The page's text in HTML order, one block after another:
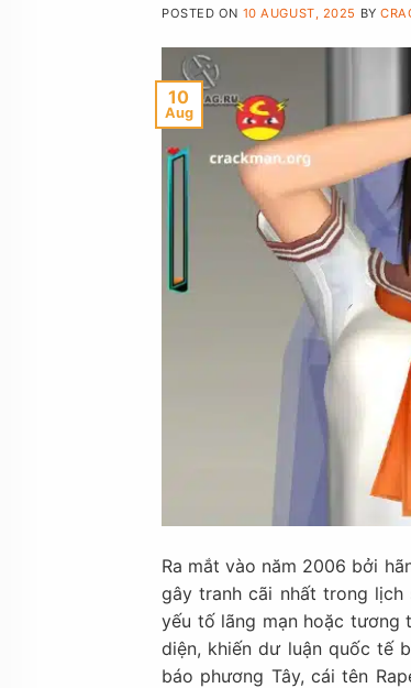
POSTED ON 10 AUGUST, 2025 BY
10
Aug
Ra mắt vào năm 2006 bởi
gây tranh cãi nhất trong lịch
yếu tố lãng mạn hoặc tương
diện, khiến dư luận quốc tế
báo phương Tây, cái tên